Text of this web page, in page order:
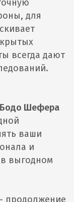
для
всегда дают
Бодо Шефера
ваши
и
в выгодном
продолжение